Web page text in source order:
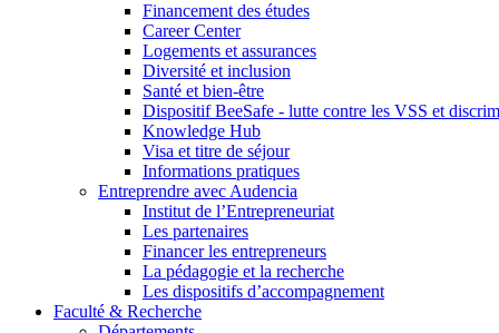
Financement des études
Career Center
Logements et assurances
Diversité et inclusion
Santé et bien-être
Dispositif BeeSafe - lutte contre les VSS et
Knowledge Hub
Visa et titre de séjour
Informations pratiques
Entreprendre avec Audencia
Institut de l’Entrepreneuriat
Les partenaires
Financer les entrepreneurs
La pédagogie et la recherche
Les dispositifs d’accompagnement
Faculté & Recherche